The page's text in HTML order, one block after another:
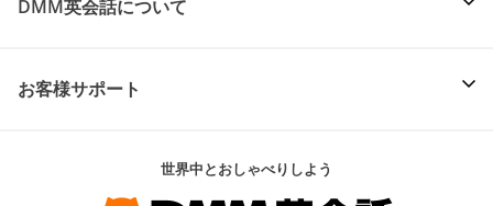
DMM英会話について
お客様サポート
世界中とおしゃべりしよう